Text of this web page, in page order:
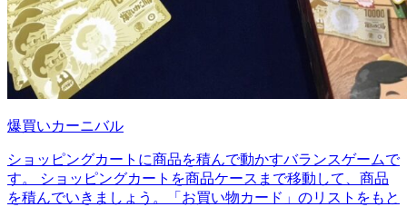
爆買いカーニバル
ショッピングカートに商品を積んで動かすバランスゲームで
す。 ショッピングカートを商品ケースまで移動して、商品
を積んでいきましょう。「お買い物カード」のリストをもと